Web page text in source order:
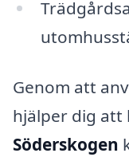
Genom att
hjälper dig att
Söderskogen